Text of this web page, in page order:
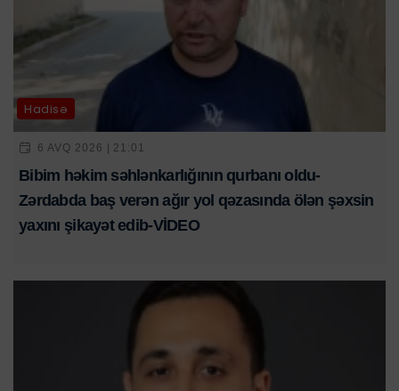
Hadisə
6 AVQ 2026 | 21:01
Bibim həkim səhlənkarlığının qurbanı oldu-
Zərdabda baş verən ağır yol qəzasında ölən şəxsin
yaxını şikayət edib-VİDEO